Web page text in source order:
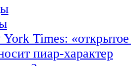
Times:
пиар-характер